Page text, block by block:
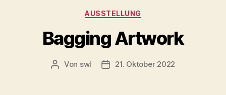
Kategorien
AUSSTELLUNG
Bagging Artwork
Beitragsautor
Von swl Veröffentlichungsdatum
21. Oktober 2022